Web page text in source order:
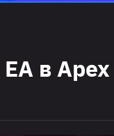
в Apex